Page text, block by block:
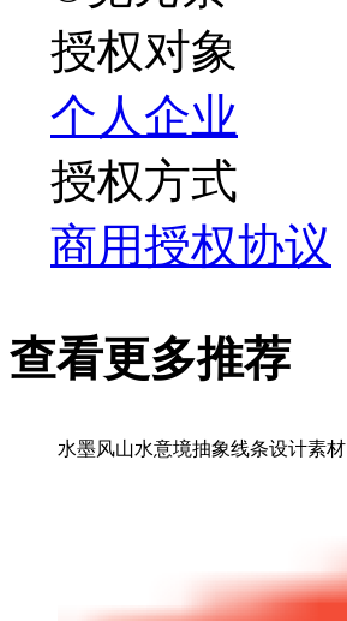
授权对象
个人企业
授权方式
商用授权协议
查看更多推荐
水墨风山水意境抽象线条设计素材